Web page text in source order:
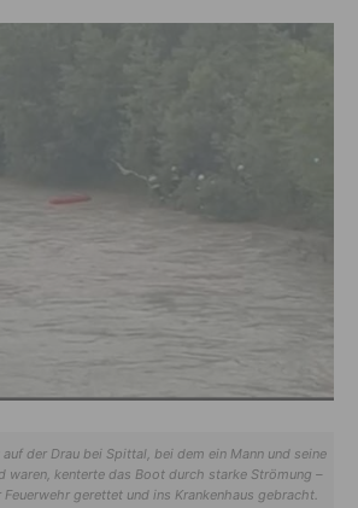
der Drau bei Spittal, bei dem ein Mann und seine
waren, kenterte das Boot durch starke Strömung –
gerettet und ins Krankenhaus gebracht.